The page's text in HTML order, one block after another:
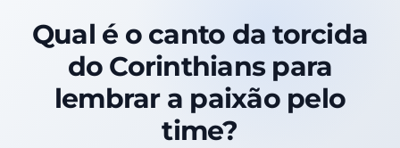
Qual é o canto da torcida
do Corinthians para
lembrar a paixão pelo
time?